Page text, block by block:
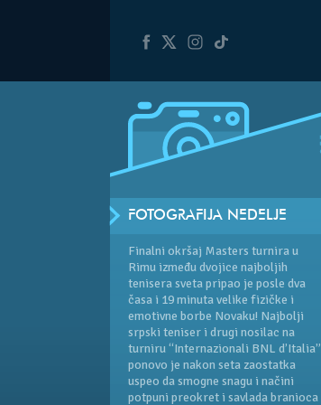
FOTOGRAFIJA NEDELJE
Finalni okršaj Masters turnira u
Rimu između dvojice najboljih
tenisera sveta pripao je posle dva
časa i 19 minuta velike fizičke i
emotivne borbe Novaku! Najbolji
srpski teniser i drugi nosilac na
turniru “Internazionali BNL d’Italia”
ponovo je nakon seta zaostatka
uspeo da smogne snagu i načini
potpuni preokret i savlada branioca